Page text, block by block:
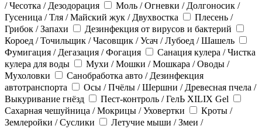
/ Чесотка / Дезодорация
Моль / Огневки / Долгоносик /
Гусеница / Тля / Майский жук / Двухвостка
Плесень /
Грибок / Запахи
Дезинфекция от вирусов и бактерий
Короед / Точильщик / Часовщик / Усач / Лубоед / Шашель
Фумигация / Дегазация / Фогация
Санация кулера / Чистка
кулера для воды
Мухи / Мошки / Мошкара / Оводы /
Мухоловки
Санобработка авто / Дезинфекция
автотранспорта
Осы / Пчёлы / Шершни / Древесная пчела /
Выкуривание гнёзд
Пест-контроль / ГелЬ XILIX Gel
Сахарная чешуйница / Мокрицы / Уховертки
Кроты /
Землеройки / Суслики
Летучие мыши / Змеи /